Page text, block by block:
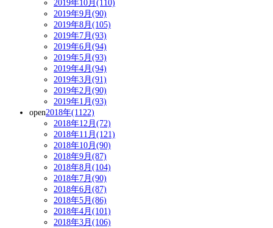
2019年10月(110)
2019年9月(90)
2019年8月(105)
2019年7月(93)
2019年6月(94)
2019年5月(93)
2019年4月(94)
2019年3月(91)
2019年2月(90)
2019年1月(93)
open2018年(1122)
2018年12月(72)
2018年11月(121)
2018年10月(90)
2018年9月(87)
2018年8月(104)
2018年7月(90)
2018年6月(87)
2018年5月(86)
2018年4月(101)
2018年3月(106)